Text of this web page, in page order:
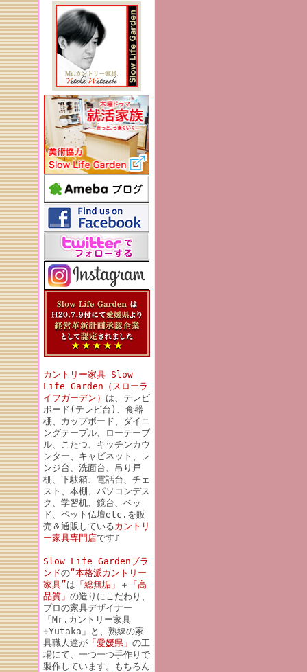
カントリー家具 Slow
Life Garden（スローラ
イフガーデン） は、テレビ
ボード(テレビ台)、食器
棚、カップボード、ダイニ
ングテーブル、ローテーブ
ル、こたつ、キッチンカウ
ンター、キャビネット、レ
ンジ台、洗面台、吊り戸
棚、下駄箱、電話台、チェ
スト、本棚、パソコンデス
ク、学習机、鏡台、ベッ
ド、ペット仏壇etc.を販
売＆通販しているカントリ
ー家具専門店です♪
Slow Life Gardenブラ
ンドの“本格派カントリー
家具”は 「総無垢」 ＋
「高
品質」 の造りにこだわり、
プロの家具デザイナー
「Mr.カントリー家具
☆Yutaka」と、熟練の家
具職人達が「愛媛県」 の工
場にて、一つ一つ手作りで
製作しています。もちろん